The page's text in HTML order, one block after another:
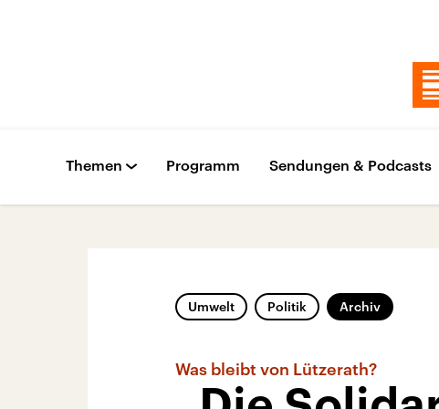
Themen Programm Sendungen & Podcasts
Umwelt Politik Archiv
Was bleibt von Lützerath?